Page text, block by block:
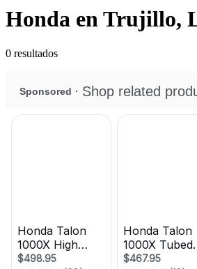
Honda en Trujillo,
0 resultados